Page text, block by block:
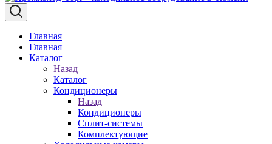
Главная
Главная
Каталог
Назад
Каталог
Кондиционеры
Назад
Кондиционеры
Сплит-системы
Комплектующие